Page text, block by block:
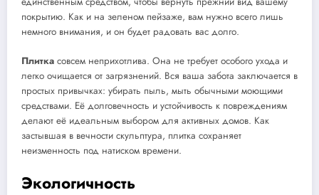
покрытию. Как и на зеленом пейзаже, вам нужно всего лишь
немного внимания, и он будет радовать вас долго.
Плитка совсем неприхотлива. Она не требует особого ухода и
легко очищается от загрязнений. Вся ваша забота заключается в
простых привычках: убирать пыль, мыть обычными моющими
средствами. Её долговечность и устойчивость к повреждениям
делают её идеальным выбором для активных домов. Как
застывшая в вечности скульптура, плитка сохраняет
неизменность под натиском времени.
Экологичность